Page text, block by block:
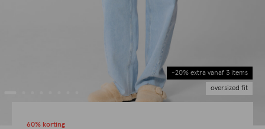
-20% extra vanaf 3 items
oversized fit
60% korting